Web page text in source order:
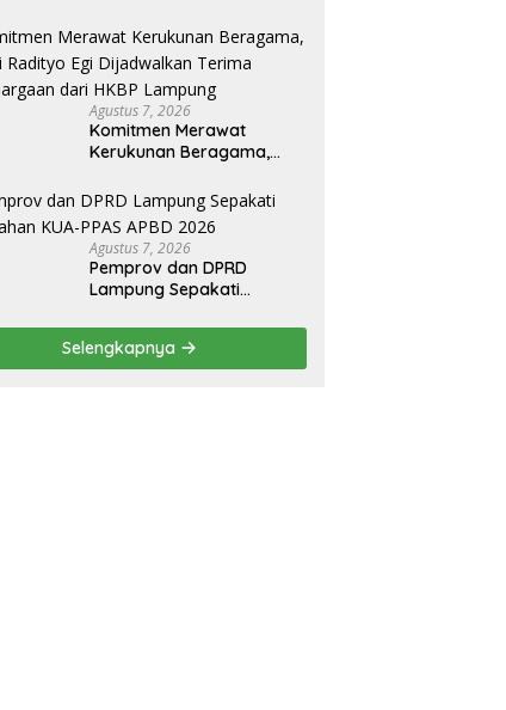
Jagokan Baru Ranji Tiga
Besar Desa Helau
Agustus 7, 2026
Komitmen Merawat
Kerukunan Beragama,
Dijadwalkan Terima
Penghargaan dari HKBP
Lampung
Agustus 7, 2026
Pemprov dan DPRD
Lampung Sepakati
APBD 2026
Selengkapnya